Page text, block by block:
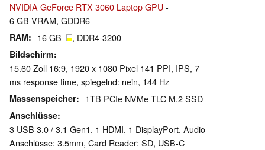
NVIDIA GeForce RTX 3060 Laptop GPU-
6 GB VRAM, GDDR6
RAM 16 GB , DDR4-3200
Bildschirm
15.60 Zoll 16:9, 1920 x 1080 Pixel 141 PPI, IPS, 7
ms response time, spiegelnd: nein, 144 Hz
Massenspeicher 1TB PCIe NVMe TLC M.2 SSD
Anschlüsse
3 USB 3.0 / 3.1 Gen1, 1 HDMI, 1 DisplayPort, Audio
Anschlüsse: 3.5mm, Card Reader: SD, USB-C